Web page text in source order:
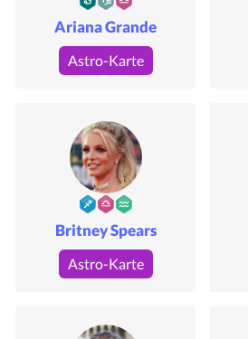
Ariana Grande
Astro-Karte
Britney Spears
Astro-Karte